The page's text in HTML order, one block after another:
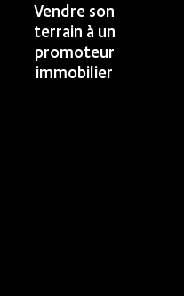
Vendre son
terrain à un
promoteur
immobilier